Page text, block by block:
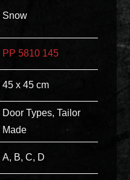
Snow
PP 5810 145
45 x 45 cm
Door Types, Tailor
Made
A, B, C, D
animi
explicabo
illo
unde